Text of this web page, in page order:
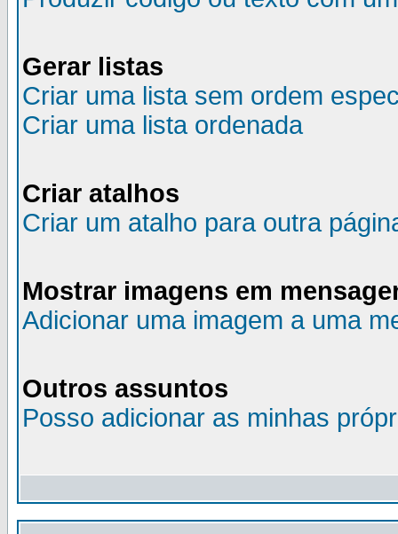
Gerar listas
Criar uma lista sem ordem
Criar uma lista ordenada
Criar atalhos
Criar um atalho para outra
Mostrar imagens em
Adicionar uma imagem a uma
Outros assuntos
Posso adicionar as minhas